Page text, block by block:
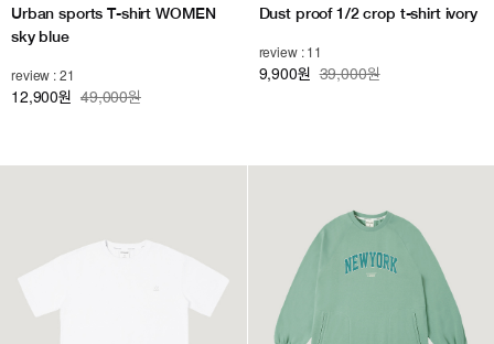
Urban sports T-shirt WOMEN
sky blue
review : 21
12,900원 49,000원
Dust proof 1/2 crop t-shirt ivory
review : 11
9,900원 39,000원